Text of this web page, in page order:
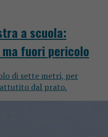
a scuola:
fuori pericolo
di sette metri, per
dal prato.